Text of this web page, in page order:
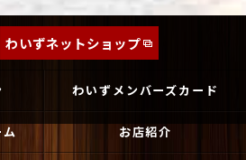
わいずネットショップ
わいずメンバーズカード
お店紹介